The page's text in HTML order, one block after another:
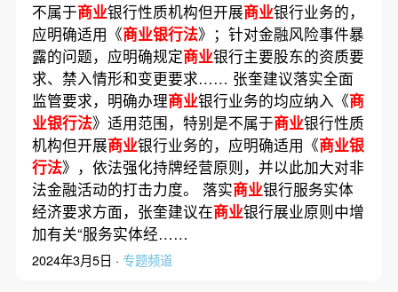
不属于商业银行性质机构但开展商业银行业务的，
应明确适用《商业银行法》；针对金融风险事件暴
露的问题，应明确规定商业银行主要股东的资质要
求、禁入情形和变更要求…… 张奎建议落实全面
监管要求，明确办理商业银行业务的均应纳入《商
业银行法》适用范围，特别是不属于商业银行性质
机构但开展商业银行业务的，应明确适用《商业银
行法》，依法强化持牌经营原则，并以此加大对非
法金融活动的打击力度。 落实商业银行服务实体
经济要求方面，张奎建议在商业银行展业原则中增
加有关“服务实体经……
2024年3月5日 · 专题频道